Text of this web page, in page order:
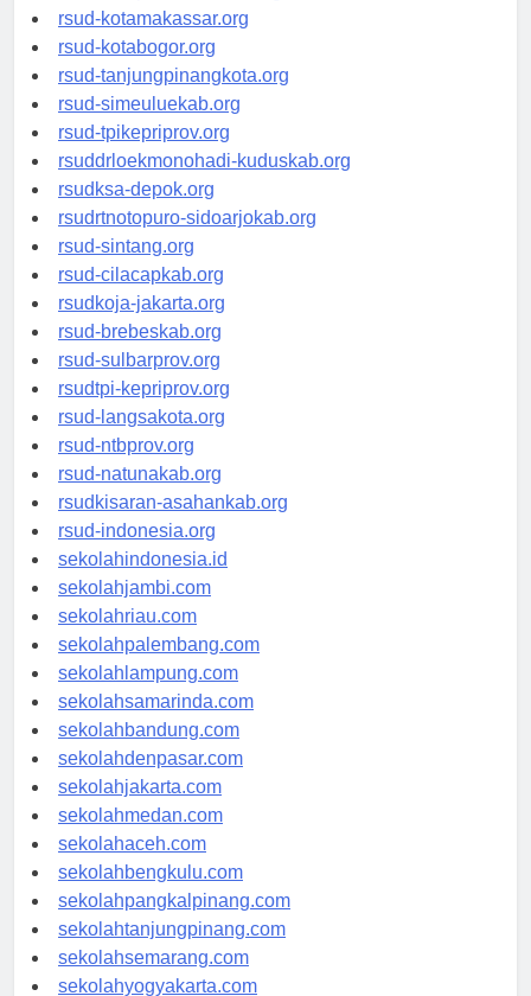
rsud-limapuluhkotakab.org
rsud-kotamakassar.org
rsud-kotabogor.org
rsud-tanjungpinangkota.org
rsud-simeuluekab.org
rsud-tpikepriprov.org
rsuddrloekmonohadi-kuduskab.org
rsudksa-depok.org
rsudrtnotopuro-sidoarjokab.org
rsud-sintang.org
rsud-cilacapkab.org
rsudkoja-jakarta.org
rsud-brebeskab.org
rsud-sulbarprov.org
rsudtpi-kepriprov.org
rsud-langsakota.org
rsud-ntbprov.org
rsud-natunakab.org
rsudkisaran-asahankab.org
rsud-indonesia.org
sekolahindonesia.id
sekolahjambi.com
sekolahriau.com
sekolahpalembang.com
sekolahlampung.com
sekolahsamarinda.com
sekolahbandung.com
sekolahdenpasar.com
sekolahjakarta.com
sekolahmedan.com
sekolahaceh.com
sekolahbengkulu.com
sekolahpangkalpinang.com
sekolahtanjungpinang.com
sekolahsemarang.com